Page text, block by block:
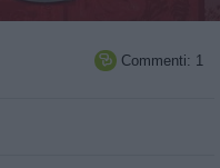
 Commenti: 1